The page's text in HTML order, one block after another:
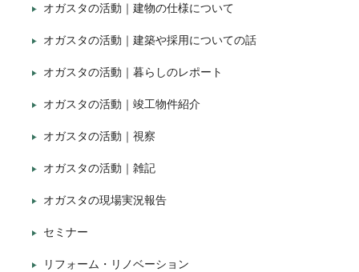
オガスタの活動｜建物の仕様について
オガスタの活動｜建築や採用についての話
オガスタの活動｜暮らしのレポート
オガスタの活動｜竣工物件紹介
オガスタの活動｜視察
オガスタの活動｜雑記
オガスタの現場実況報告
セミナー
リフォーム・リノベーション